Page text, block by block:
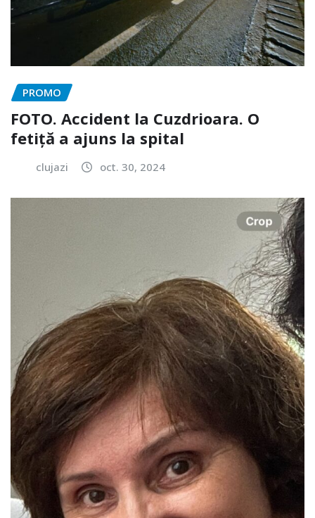
PROMO
FOTO. Accident la Cuzdrioara. O
fetiță a ajuns la spital
clujazi oct. 30, 2024